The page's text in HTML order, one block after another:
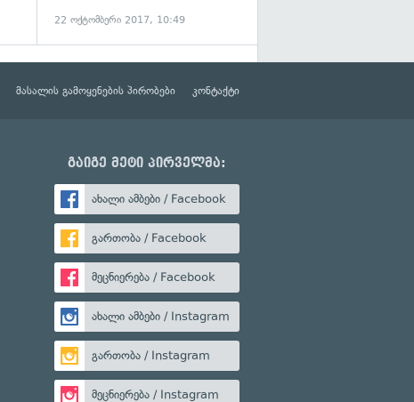
22 ოქტომბერი 2017, 10:49
მასალის გამოყენების პირობები კონტაქტი
გაიგე მეტი პირველმა:
ახალი ამბები / Facebook
გართობა / Facebook
მეცნიერება / Facebook
ახალი ამბები / Instagram
გართობა / Instagram
მეცნიერება / Instagram